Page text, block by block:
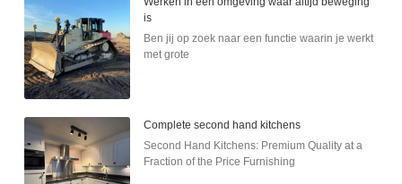
is
Ben jij op zoek naar een functie waarin je werkt
met grote
Complete second hand kitchens
Second Hand Kitchens: Premium Quality at a
Fraction of the Price Furnishing